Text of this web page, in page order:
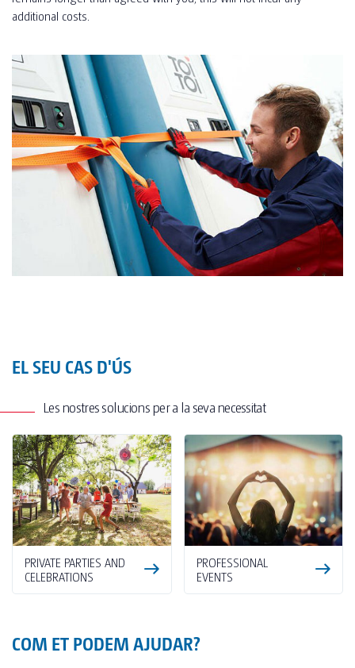
additional costs.
EL SEU CAS D'ÚS
Les nostres solucions per a la seva necessitat
PRIVATE PARTIES AND
CELEBRATIONS
PROFESSIONAL
EVENTS
COM ET PODEM AJUDAR?